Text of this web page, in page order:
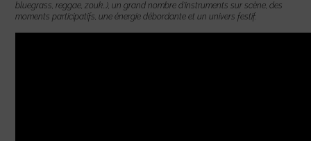
bluegrass, reggae, zouk…), un grand nombre d’instruments sur scène, des
moments participatifs, une énergie débordante et un univers festif.